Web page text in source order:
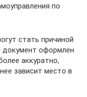
по
стать причиной
документ оформлен
аккуратно,
зависит место в